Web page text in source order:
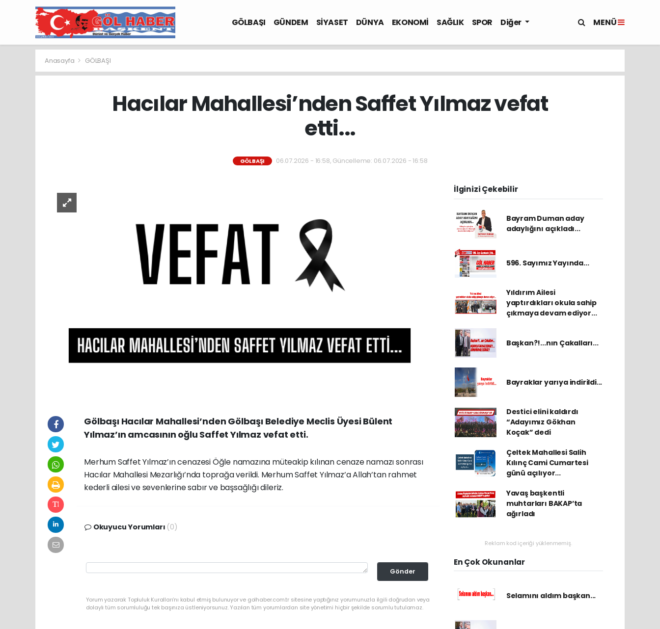
GÖLBAŞI GÜNDEM SİYASET DÜNYA EKONOMİ SAĞLIK SPOR Diğer MENÜ
Anasayfa GÖLBAŞI
Hacılar Mahallesi’nden Saffet Yılmaz vefat
etti...
GÖLBAŞI 06.07.2026 - 16:58, Güncelleme: 06.07.2026 - 16:58
Gölbaşı Hacılar Mahallesi’nden Gölbaşı Belediye Meclis Üyesi Bülent
Yılmaz’ın amcasının oğlu Saffet Yılmaz vefat etti.
Merhum Saffet Yılmaz’ın cenazesi Öğle namazına müteakip kılınan cenaze namazı sonrası
Hacılar Mahallesi Mezarlığı’nda toprağa verildi. Merhum Saffet Yılmaz’a Allah’tan rahmet
kederli ailesi ve sevenlerine sabır ve başsağlığı dileriz.
Okuyucu Yorumları (0)
Gönder
Yorum yazarak Topluluk Kuralları’nı kabul etmiş bulunuyor ve golhaber.com.tr sitesine yaptığınız yorumunuzla ilgili doğrudan veya
dolaylı tüm sorumluluğu tek başınıza üstleniyorsunuz. Yazılan tüm yorumlardan site yönetimi hiçbir şekilde sorumlu tutulamaz.
İlginizi Çekebilir
Bayram Duman aday
adaylığını açıkladı...
596. Sayımız Yayında...
Yıldırım Ailesi
yaptırdıkları okula sahip
çıkmaya devam ediyor...
Başkan?!...nın Çakalları...
Bayraklar yarıya indirildi...
Destici elini kaldırdı
“Adayımız Gökhan
Koçak” dedi
Çeltek Mahallesi Salih
Kılınç Cami Cumartesi
günü açılıyor...
Yavaş başkentli
muhtarları BAKAP’ta
ağırladı
Reklam kod içeriği yüklenmemiş.
En Çok Okunanlar
Selamını aldım başkan...